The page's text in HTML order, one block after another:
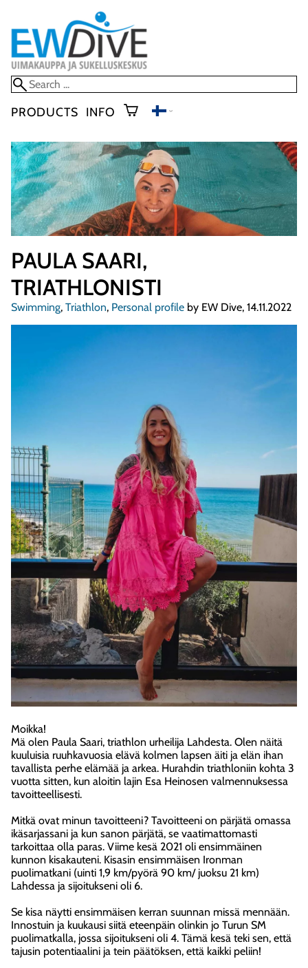
PRODUCTS INFO
PAULA SAARI,
TRIATHLONISTI
Swimming, Triathlon, Personal profile by EW Dive, 14.11.2022
Moikka!
Mä olen Paula Saari, triathlon urheilija Lahdesta. Olen näitä
kuuluisia ruuhkavuosia elävä kolmen lapsen äiti ja elän ihan
tavallista perhe elämää ja arkea. Hurahdin triathloniin kohta 3
vuotta sitten, kun aloitin lajin Esa Heinosen valmennuksessa
tavoitteellisesti.
Mitkä ovat minun tavoitteeni? Tavoitteeni on pärjätä omassa
ikäsarjassani ja kun sanon pärjätä, se vaatimattomasti
tarkoittaa olla paras. Viime kesä 2021 oli ensimmäinen
kunnon kisakauteni. Kisasin ensimmäisen Ironman
puolimatkani (uinti 1,9 km/pyörä 90 km/ juoksu 21 km)
Lahdessa ja sijoitukseni oli 6.
Se kisa näytti ensimmäisen kerran suunnan missä mennään.
Innostuin ja kuukausi siitä eteenpäin olinkin jo Turun SM
puolimatkalla, jossa sijoitukseni oli 4. Tämä kesä teki sen, että
tajusin potentiaalini ja tein päätöksen, että kaikki peliin!